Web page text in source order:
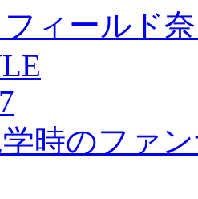
フィールド
時のファ